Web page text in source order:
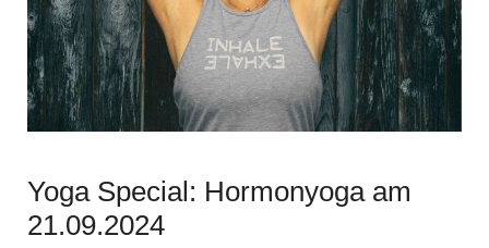
Yoga Special: Hormonyoga am
21.09.2024